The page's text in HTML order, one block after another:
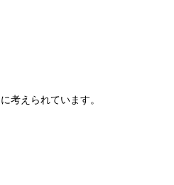
考えられています。